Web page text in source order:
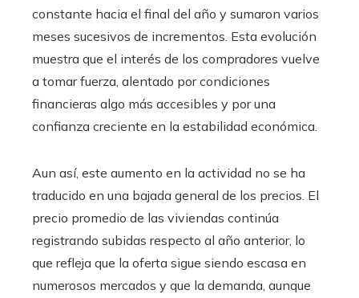
constante hacia el final del año y sumaron varios
meses sucesivos de incrementos. Esta evolución
muestra que el interés de los compradores vuelve
a tomar fuerza, alentado por condiciones
financieras algo más accesibles y por una
confianza creciente en la estabilidad económica.
Aun así, este aumento en la actividad no se ha
traducido en una bajada general de los precios. El
precio promedio de las viviendas continúa
registrando subidas respecto al año anterior, lo
que refleja que la oferta sigue siendo escasa en
numerosos mercados y que la demanda, aunque